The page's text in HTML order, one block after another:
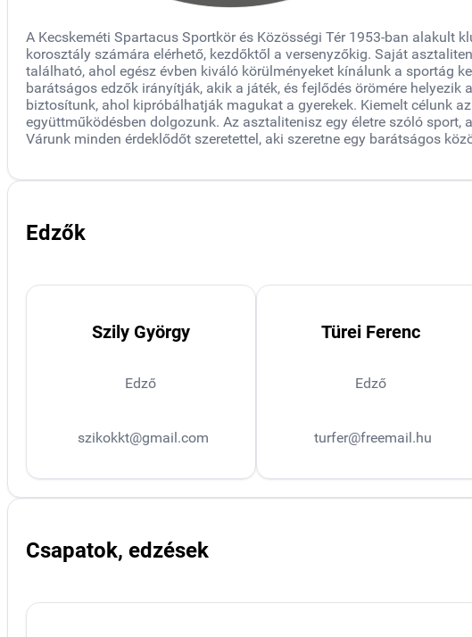
A Kecskeméti Spartacus Sportkör és Közösségi Tér 1953-ban
korosztály számára elérhető, kezdőktől a versenyzőkig. Saját
található, ahol egész évben kiváló körülményeket kínálunk a sportág
barátságos edzők irányítják, akik a játék, és fejlődés örömére
biztosítunk, ahol kipróbálhatják magukat a gyerekek. Kiemelt célunk
együttműködésben dolgozunk. Az asztalitenisz egy életre szóló
Várunk minden érdeklődőt szeretettel, aki szeretne egy barátságos
Edzők
Szily György
Edző
szikokkt@gmail.com
Türei Ferenc
Edző
turfer@freemail.hu
Csapatok, edzések